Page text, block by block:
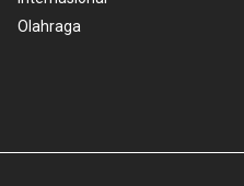
Olahraga